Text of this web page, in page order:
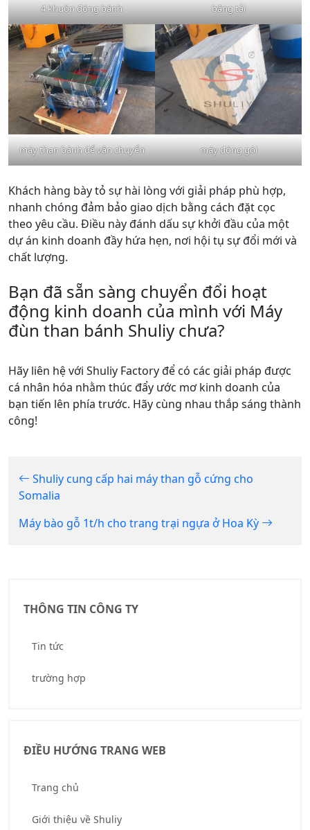
THÔNG TIN CÔNG TY
Tin tức
trường hợp
ĐIỀU HƯỚNG TRANG WEB
Trang chủ
Giới thiệu về Shuliy
4 khuôn đóng bánh băng tải
máy than bánh để vận chuyển máy đóng gói
Khách hàng bày tỏ sự hài lòng với giải pháp phù hợp,
nhanh chóng đảm bảo giao dịch bằng cách đặt cọc
theo yêu cầu. Điều này đánh dấu sự khởi đầu của một
dự án kinh doanh đầy hứa hẹn, nơi hội tụ sự đổi mới và
chất lượng.
Bạn đã sẵn sàng chuyển đổi hoạt
động kinh doanh của mình với Máy
đùn than bánh Shuliy chưa?
Hãy liên hệ với Shuliy Factory để có các giải pháp được
cá nhân hóa nhằm thúc đẩy ước mơ kinh doanh của
bạn tiến lên phía trước. Hãy cùng nhau thắp sáng thành
công!
Shuliy cung cấp hai máy than gỗ cứng cho
Somalia
Máy bào gỗ 1t/h cho trang trại ngựa ở Hoa Kỳ